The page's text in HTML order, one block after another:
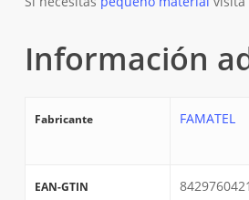
Información
Fabricante FAMATEL
EAN-GTIN